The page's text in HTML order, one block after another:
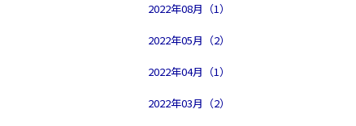
2022年08月（1）
2022年05月（2）
2022年04月（1）
2022年03月（2）